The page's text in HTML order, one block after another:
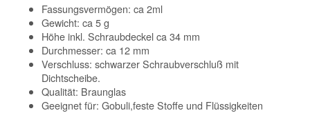
Fassungsvermögen: ca 2ml
Gewicht: ca 5 g
Höhe inkl. Schraubdeckel ca 34 mm
Durchmesser: ca 12 mm
Verschluss: schwarzer Schraubverschluß mit
Dichtscheibe.
Qualität: Braunglas
Geeignet für: Gobuli,feste Stoffe und Flüssigkeiten